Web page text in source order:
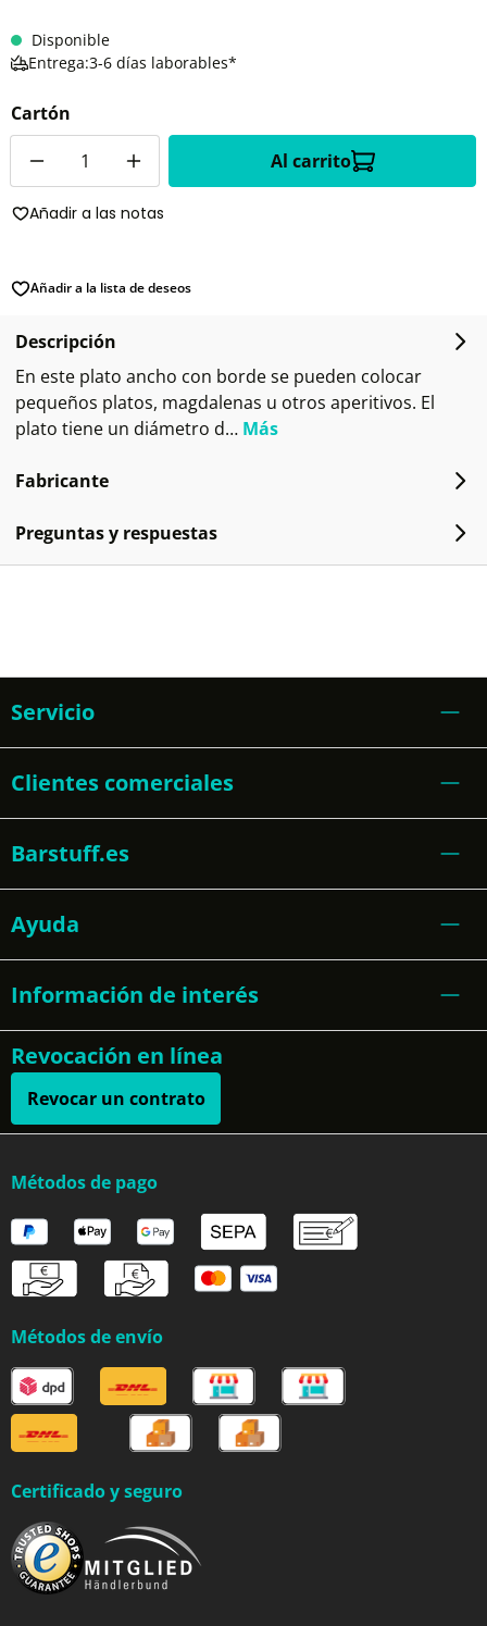
Disponible
Entrega:3-6 días laborables*
Cartón
Al carrito
Añadir a las notas
Añadir a la lista de deseos
Descripción
En este plato ancho con borde se pueden colocar
pequeños platos, magdalenas u otros aperitivos. El
plato tiene un diámetro d… Más
Fabricante
Preguntas y respuestas
Servicio
Clientes comerciales
Barstuff.es
Ayuda
Información de interés
Revocación en línea
Revocar un contrato
Métodos de pago
Métodos de envío
Certificado y seguro